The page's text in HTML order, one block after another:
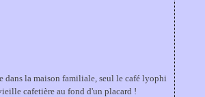
dans la maison familiale, seul le café lyophi
cafetière au fond d'un placard !